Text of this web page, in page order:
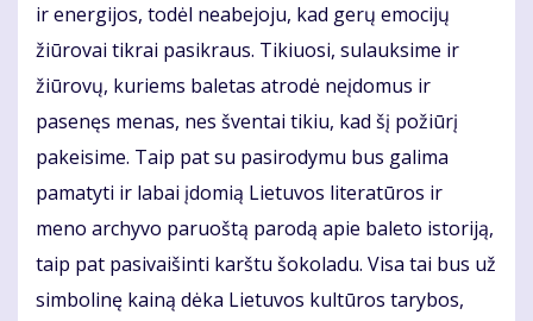
ir energijos, todėl neabejoju, kad gerų emocijų
žiūrovai tikrai pasikraus. Tikiuosi, sulauksime ir
žiūrovų, kuriems baletas atrodė neįdomus ir
pasenęs menas, nes šventai tikiu, kad šį požiūrį
pakeisime. Taip pat su pasirodymu bus galima
pamatyti ir labai įdomią Lietuvos literatūros ir
meno archyvo paruoštą parodą apie baleto istoriją,
taip pat pasivaišinti karštu šokoladu. Visa tai bus už
simbolinę kainą dėka Lietuvos kultūros tarybos,